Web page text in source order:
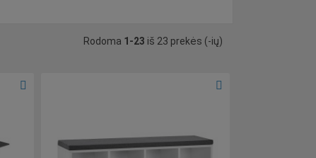
Rodoma 1-23 iš 23 prekės (-ių)